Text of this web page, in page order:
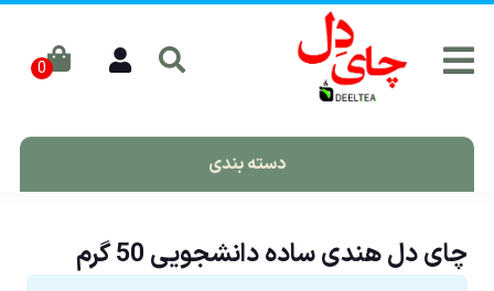
دسته بندی
چای دل هندی ساده دانشجویی 50 گرم